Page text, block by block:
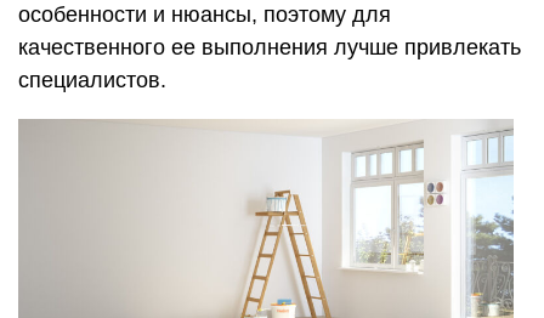
особенности и нюансы, поэтому для
качественного ее выполнения лучше привлекать
специалистов.